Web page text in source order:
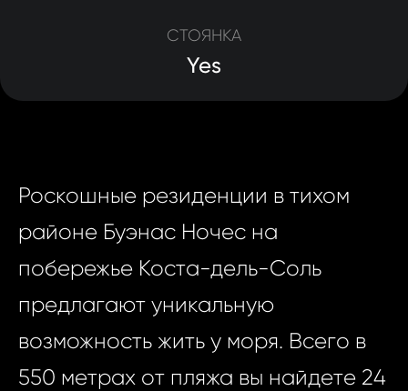
СТОЯНКА
Yes
Роскошные резиденции в тихом
районе Буэнас Ночес на
побережье Коста-дель-Соль
предлагают уникальную
возможность жить у моря. Всего в
550 метрах от пляжа вы найдете 24